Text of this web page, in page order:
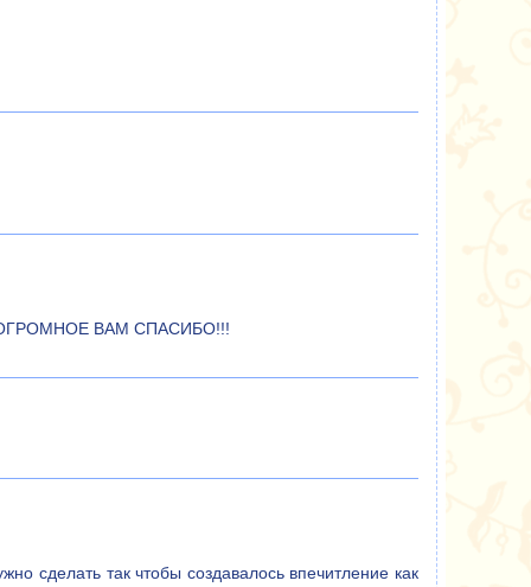
ВАМ СПАСИБО!!!
сделать так чтобы создавалось впечитление как